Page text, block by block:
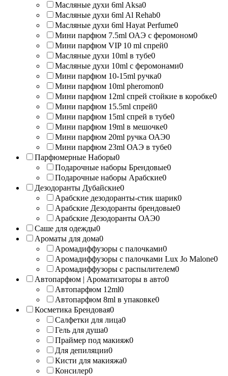
Масляные духи 6ml Aksa0
Масляные духи 6ml Al Rehab0
Масляные духи 6ml Hayat Perfume0
Мини парфюм 7.5ml ОАЭ с феромоном0
Мини парфюм VIP 10 ml спрей0
Масляные духи 10ml в тубе0
Масляные духи 10ml с феромонами0
Мини парфюм 10-15ml ручка0
Мини парфюм 10ml pheromon0
Мини парфюм 12ml спрей стойкие в коробке0
Мини парфюм 15.5ml спрей0
Мини парфюм 15ml спрей в тубе0
Мини парфюм 19ml в мешочке0
Мини парфюм 20ml ручка ОАЭ0
Мини парфюм 23ml ОАЭ в тубе0
Парфюмерные Наборы0
Подарочные наборы Брендовые0
Подарочные наборы Арабские0
Дезодоранты Дубайские0
Арабские дезодоранты-стик шарик0
Арабские Дезодоранты брендовые0
Арабские Дезодоранты ОАЭ0
Саше для одежды0
Ароматы для дома0
Аромадиффузоры с палочками0
Аромадиффузоры с палочками Lux Jo Malone0
Аромадиффузоры с распылителем0
Автопарфюм | Ароматизаторы в авто0
Автопарфюм 12ml0
Автопарфюм 8ml в упаковке0
Косметика Брендовая0
Салфетки для лица0
Гель для душа0
Праймер под макияж0
Для депиляции0
Кисти для макияжа0
Консилер0